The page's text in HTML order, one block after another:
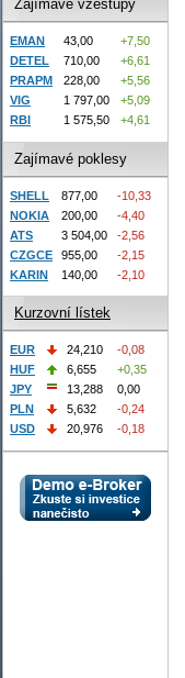
Zajímavé vzestupy
EMAN 43,00
+7,50
DETEL
710,00
+6,61
PRAPM
228,00
+5,56
VIG
1 797,00
+5,09
RBI
1 575,50 +4,61
Zajímavé poklesy
SHELL 877,00
-10,33
NOKIA
200,00
-4,40
ATS
3 504,00
-2,56
CZGCE
955,00
-2,15
KARIN
140,00 -2,10
Kurzovní lístek
EUR 24,210
-0,08
HUF
6,655
+0,35
JPY
13,288
0,00
PLN
5,632
-0,24
USD
20,976 -0,18